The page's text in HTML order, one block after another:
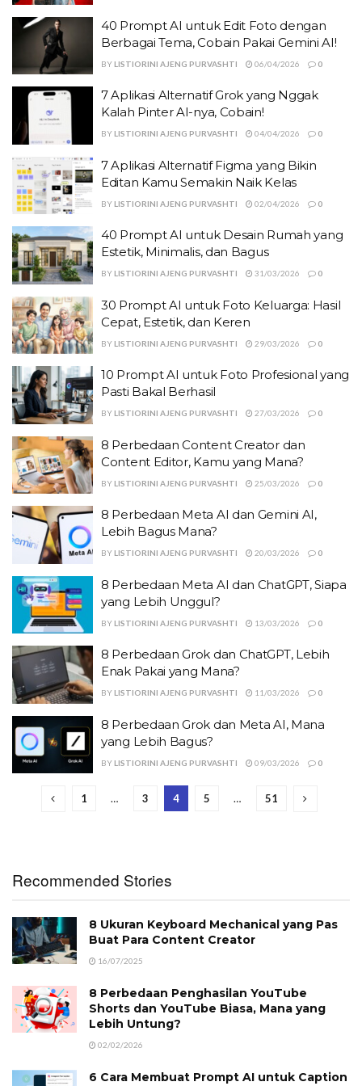
40 Prompt AI untuk Edit Foto dengan
Berbagai Tema, Cobain Pakai Gemini AI!
BY LISTIORINI AJENG PURVASHTI 06/04/2026 0
7 Aplikasi Alternatif Grok yang Nggak
Kalah Pinter AI-nya, Cobain!
BY LISTIORINI AJENG PURVASHTI 04/04/2026 0
7 Aplikasi Alternatif Figma yang Bikin
Editan Kamu Semakin Naik Kelas
BY LISTIORINI AJENG PURVASHTI 02/04/2026 0
40 Prompt AI untuk Desain Rumah yang
Estetik, Minimalis, dan Bagus
BY LISTIORINI AJENG PURVASHTI 31/03/2026 0
30 Prompt AI untuk Foto Keluarga: Hasil
Cepat, Estetik, dan Keren
BY LISTIORINI AJENG PURVASHTI 29/03/2026 0
10 Prompt AI untuk Foto Profesional yang
Pasti Bakal Berhasil
BY LISTIORINI AJENG PURVASHTI 27/03/2026 0
8 Perbedaan Content Creator dan
Content Editor, Kamu yang Mana?
BY LISTIORINI AJENG PURVASHTI 25/03/2026 0
8 Perbedaan Meta AI dan Gemini AI,
Lebih Bagus Mana?
BY LISTIORINI AJENG PURVASHTI 20/03/2026 0
8 Perbedaan Meta AI dan ChatGPT, Siapa
yang Lebih Unggul?
BY LISTIORINI AJENG PURVASHTI 13/03/2026 0
8 Perbedaan Grok dan ChatGPT, Lebih
Enak Pakai yang Mana?
BY LISTIORINI AJENG PURVASHTI 11/03/2026 0
8 Perbedaan Grok dan Meta AI, Mana
yang Lebih Bagus?
BY LISTIORINI AJENG PURVASHTI 09/03/2026 0
1 … 3 4 5 … 51
Recommended Stories
8 Ukuran Keyboard Mechanical yang Pas
Buat Para Content Creator
16/07/2025
8 Perbedaan Penghasilan YouTube
Shorts dan YouTube Biasa, Mana yang
Lebih Untung?
02/02/2026
6 Cara Membuat Prompt AI untuk Caption